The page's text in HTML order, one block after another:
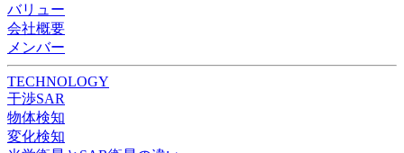
バリュー
会社概要
メンバー
TECHNOLOGY
干渉SAR
物体検知​​
変化検知​